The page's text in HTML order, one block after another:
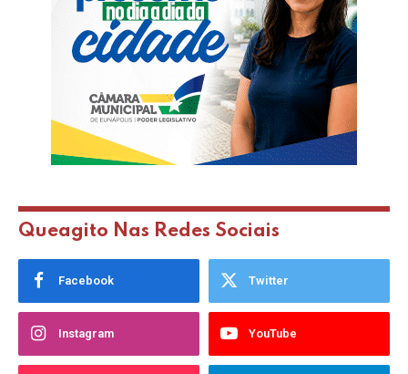
Queagito Nas Redes Sociais
Facebook Twitter
Instagram YouTube